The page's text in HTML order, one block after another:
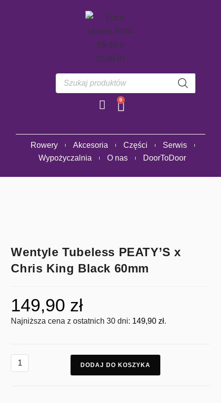
0
Rowery Akcesoria Części
Serwis
Wypożyczalnia
O nas DoorToDoor
Wentyle Tubeless PEATY’S x
Chris King Black 60mm
149,90 zł
Najniższa cena z ostatnich 30 dni: 149,90zł.
DODAJ DO KOSZYKA